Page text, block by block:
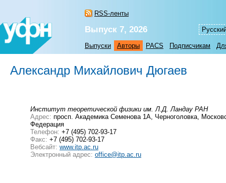
RSS-ленты
Выпуск 7, 2026
Выпуски Авторы PACS Подписчикам
Александр Михайлович Дюгаев
Институт теоретической физики им. Л.Д. Ландау РАН
Адрес: просп. Академика Семенова 1А, Черноголовка,
Федерация
Телефон: +7 (495) 702-93-17
Факс: +7 (495) 702-93-17
Вебсайт: www.itp.ac.ru
Электронный адрес: office@itp.ac.ru